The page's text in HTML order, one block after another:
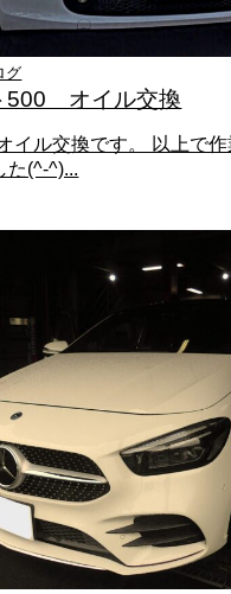
グ
500 オイル交換
ル交換です。 以上で作
た(^-^)...